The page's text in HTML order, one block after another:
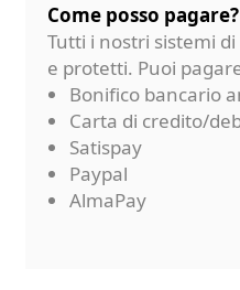
Come posso pagare?
Tutti i nostri sistemi
e protetti. Puoi
Bonifico bancario
Carta di credito/
Satispay
Paypal
AlmaPay